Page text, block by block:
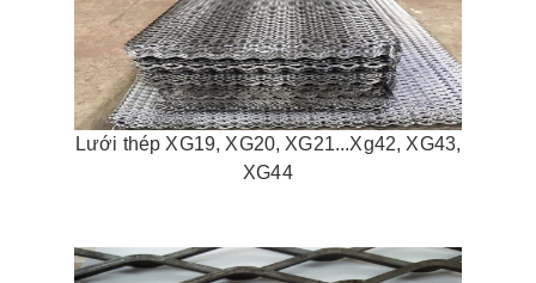
Lưới thép XG19, XG20, XG21...Xg42, XG43,
XG44